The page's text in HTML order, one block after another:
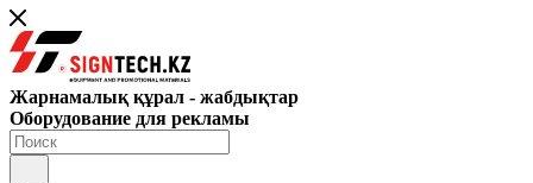
Жарнамалық құрал - жабдықтар
Оборудование для рекламы